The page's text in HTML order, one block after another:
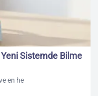
Yeni Sistemde Bilme
en he